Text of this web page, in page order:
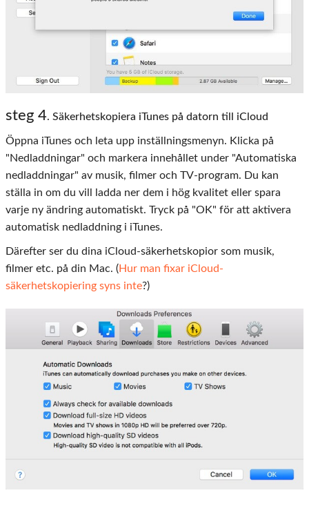
steg 4. Säkerhetskopiera iTunes på datorn till iCloud
Öppna iTunes och leta upp inställningsmenyn. Klicka på
"Nedladdningar" och markera innehållet under "Automatiska
nedladdningar" av musik, filmer och TV-program. Du kan
ställa in om du vill ladda ner dem i hög kvalitet eller spara
varje ny ändring automatiskt. Tryck på "OK" för att aktivera
automatisk nedladdning i iTunes.
Därefter ser du dina iCloud-säkerhetskopior som musik,
filmer etc. på din Mac. (Hur man fixar iCloud-
säkerhetskopiering syns inte?)